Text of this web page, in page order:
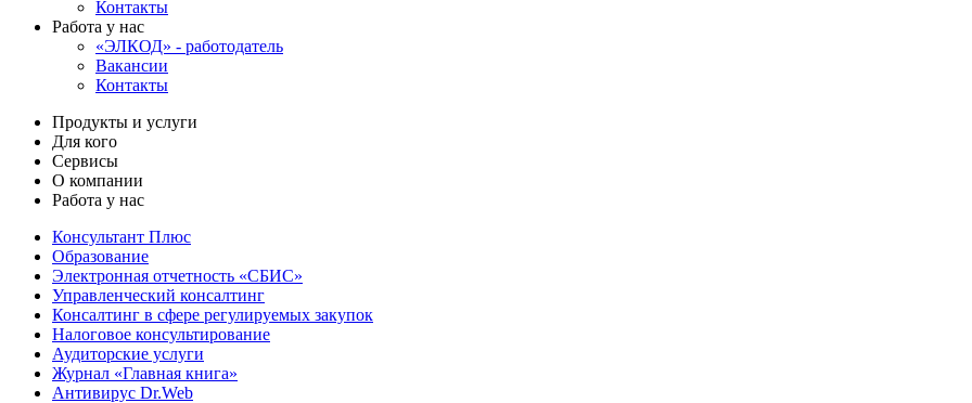
Контакты
Работа у нас
«ЭЛКОД» - работодатель
Вакансии
Контакты
Продукты и услуги
Для кого
Сервисы
О компании
Работа у нас
Консультант Плюс
Образование
Электронная отчетность «СБИС»
Управленческий консалтинг
Консалтинг в сфере регулируемых закупок
Налоговое консультирование
Аудиторские услуги
Журнал «Главная книга»
Антивирус Dr.Web